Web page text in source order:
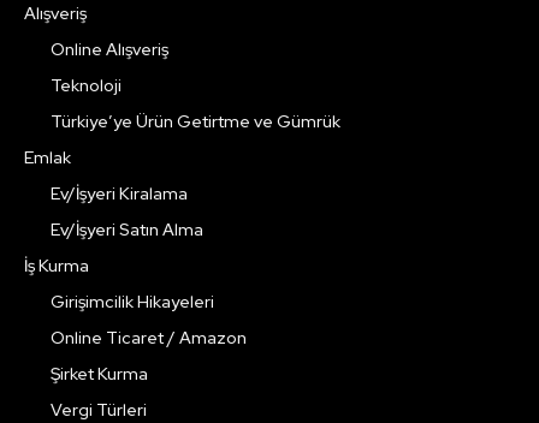
Alışveriş
Online Alışveriş
Teknoloji
Türkiye’ye Ürün Getirtme ve Gümrük
Emlak
Ev/İşyeri Kiralama
Ev/İşyeri Satın Alma
İş Kurma
Girişimcilik Hikayeleri
Online Ticaret / Amazon
Şirket Kurma
Vergi Türleri